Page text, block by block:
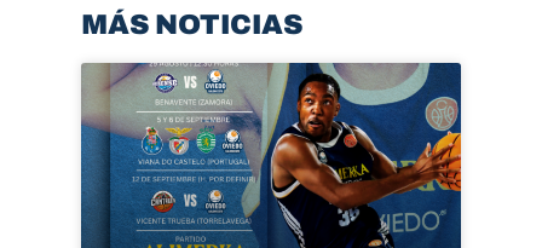
MÁS NOTICIAS